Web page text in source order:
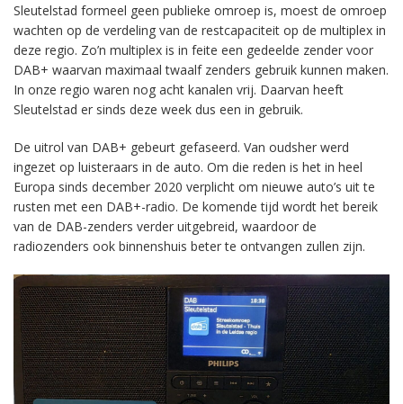
Sleutelstad formeel geen publieke omroep is, moest de omroep
wachten op de verdeling van de restcapaciteit op de multiplex in
deze regio. Zo’n multiplex is in feite een gedeelde zender voor
DAB+ waarvan maximaal twaalf zenders gebruik kunnen maken.
In onze regio waren nog acht kanalen vrij. Daarvan heeft
Sleutelstad er sinds deze week dus een in gebruik.
De uitrol van DAB+ gebeurt gefaseerd. Van oudsher werd
ingezet op luisteraars in de auto. Om die reden is het in heel
Europa sinds december 2020 verplicht om nieuwe auto’s uit te
rusten met een DAB+-radio. De komende tijd wordt het bereik
van de DAB-zenders verder uitgebreid, waardoor de
radiozenders ook binnenshuis beter te ontvangen zullen zijn.